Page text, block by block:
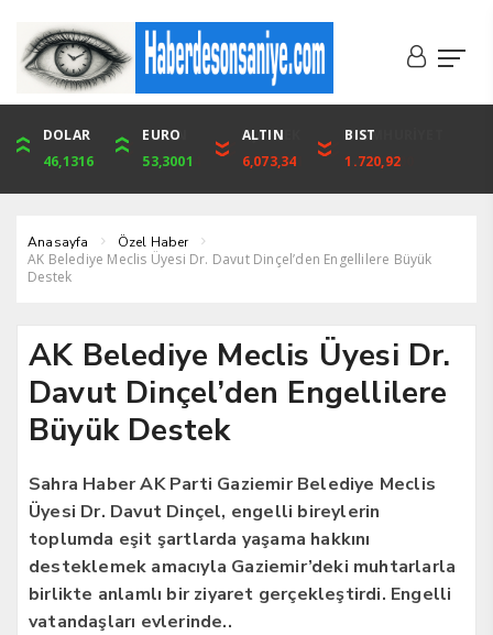
DOLAR
46,1316
EURO
53,3001
ALTIN
6,073,34
BIST
1.720,92
ONS
4,094,16
ALTIN
6,073,34
ÇEYREK
9,929,91
CUMHURİYET
42,104,00
Anasayfa Özel Haber
AK Belediye Meclis Üyesi Dr. Davut Dinçel’den Engellilere Büyük
Destek
AK Belediye Meclis Üyesi Dr.
Davut Dinçel’den Engellilere
Büyük Destek
Sahra Haber AK Parti Gaziemir Belediye Meclis
Üyesi Dr. Davut Dinçel, engelli bireylerin
toplumda eşit şartlarda yaşama hakkını
desteklemek amacıyla Gaziemir’deki muhtarlarla
birlikte anlamlı bir ziyaret gerçekleştirdi. Engelli
vatandaşları evlerinde..